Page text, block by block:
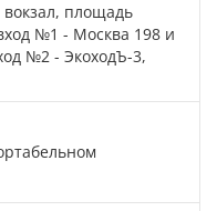
площадь
№1 - Москва 198 и
№2 - ЭкоходЪ-3,